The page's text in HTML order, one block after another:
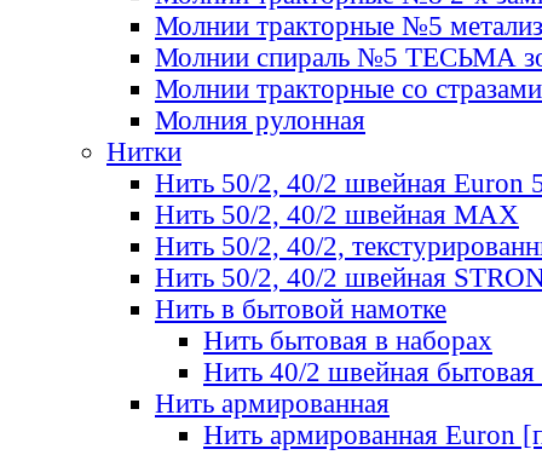
Молнии тракторные №5
Молнии спираль №5 ТЕСЬМА
Молнии тракторные со стразами
Молния рулонная
Нитки
Нить 50/2, 40/2 швейная Euron
Нить 50/2, 40/2 швейная МАХ
Нить 50/2, 40/2,
Нить 50/2, 40/2 швейная
Нить в бытовой намотке
Нить бытовая в наборах
Нить 40/2 швейная бытовая
Нить армированная
Нить армированная Euron